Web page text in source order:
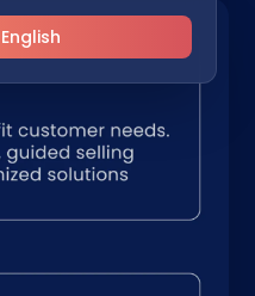
Deutsch
Dansk
Italiano
IT
日本語